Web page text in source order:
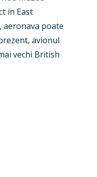
in East
aeronava poate
avionul
vechi British